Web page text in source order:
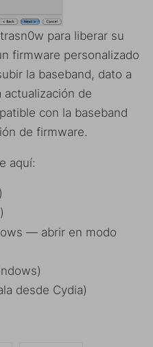
para liberar su
firmware personalizado
la baseband, dato a
de
con la baseband
de firmware.
aquí:
— abrir en modo
desde Cydia)